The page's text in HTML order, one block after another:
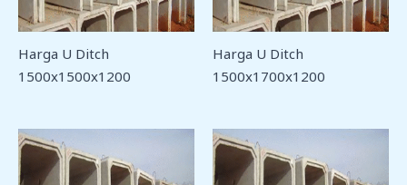
Harga U Ditch
1500x1500x1200
Harga U Ditch
1500x1700x1200